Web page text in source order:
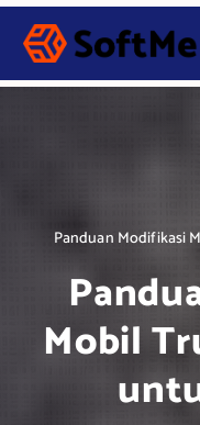
S
p
Panduan Modifikasi
Mobil